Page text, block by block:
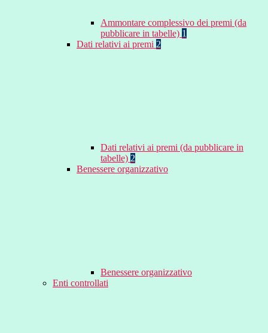
Ammontare complessivo dei premi (da
pubblicare in tabelle) 1
Dati relativi ai premi 2
Dati relativi ai premi (da pubblicare in
tabelle) 2
Benessere organizzativo
Benessere organizzativo
Enti controllati